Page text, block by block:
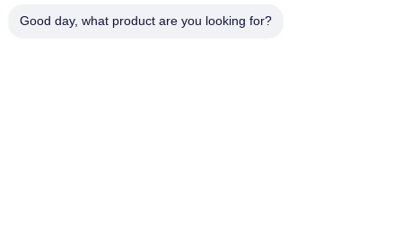
Fabrieksreis
Kwaliteitscontrole
Good day, what product are you looking for?